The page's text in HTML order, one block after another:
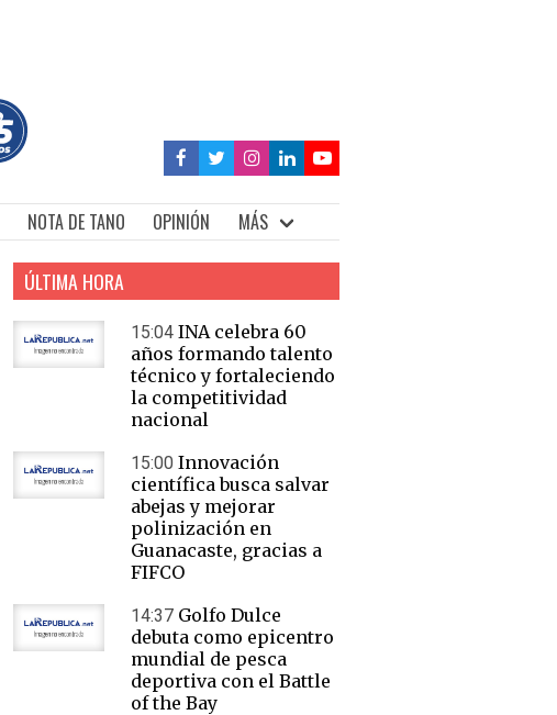
NOTA DE TANO OPINIÓN MÁS
ÚLTIMA HORA
15:04 INA celebra 60
años formando talento
técnico y fortaleciendo
la competitividad
nacional
15:00 Innovación
científica busca salvar
abejas y mejorar
polinización en
Guanacaste, gracias a
FIFCO
14:37 Golfo Dulce
debuta como epicentro
mundial de pesca
deportiva con el Battle
of the Bay